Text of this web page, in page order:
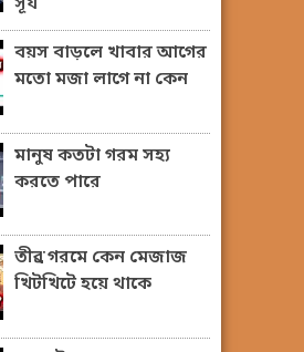
বয়স বাড়লে খাবার আগের
মতো মজা লাগে না কেন
মানুষ কতটা গরম সহ্য
করতে পারে
তীব্র গরমে কেন মেজাজ
খিটখিটে হয়ে থাকে